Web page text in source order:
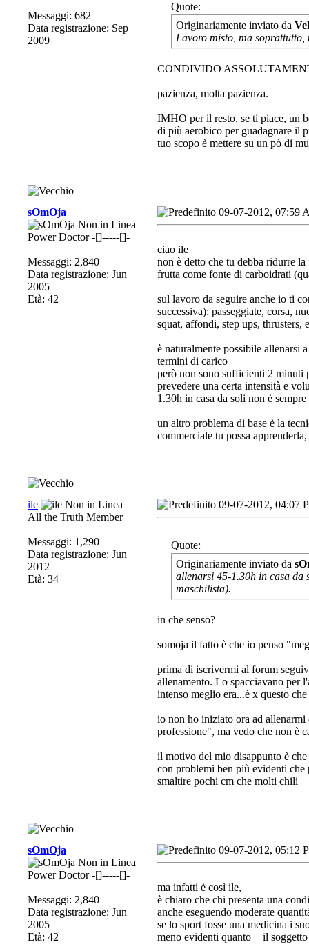
Messaggi: 682
Data registrazione: Sep
2009
Quote:
Originariamente inviato da
Lavoro misto, ma
CONDIVIDO
pazienza, molta pazienza.
IMHO per il resto, se ti piace, un
di più aerobico per guadagnare il
tuo scopo è mettere su un pò di
sOmOja
Power Doctor -[]-----[]-
Messaggi: 2,840
Data registrazione: Jun
2005
Età: 42
09-07-2012, 07:59
ciao ile
non è detto che tu debba ridurre
frutta come fonte di carboidrati
sul lavoro da seguire anche io ti
successiva): passeggiate, corsa,
squat, affondi, step ups, thrusters,
è naturalmente possibile allenarsi
termini di carico
però non sono sufficienti 2 minuti
prevedere una certa intensità e
1.30h in casa da soli non è
un altro problema di base è la
commerciale tu possa
ile
All the Truth Member
Messaggi: 1,290
Data registrazione: Jun
2012
Età: 34
09-07-2012, 04:07
Quote:
Originariamente inviato da
allenarsi 45-1.30h in casa da
maschilista).
in che senso?
somoja il fatto è che io penso
prima di iscrivermi al forum
allenamento. Lo spacciavano per
intenso meglio era...è x questo
io non ho iniziato ora ad
professione", ma vedo che non è
il motivo del mio disappunto è
con problemi ben più evidenti che
smaltire pochi cm che molti chili
sOmOja
Power Doctor -[]-----[]-
Messaggi: 2,840
Data registrazione: Jun
2005
Età: 42
09-07-2012, 05:12
ma infatti è così ile,
è chiaro che chi presenta una
anche eseguendo moderate
se lo sport fosse una medicina i
meno evidenti quanto + il